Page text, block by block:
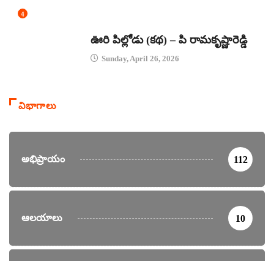
4
ఊరి పిల్లోడు (కథ) – పి రామకృష్ణారెడ్డి
Sunday, April 26, 2026
విభాగాలు
అభిప్రాయం 112
ఆలయాలు 10